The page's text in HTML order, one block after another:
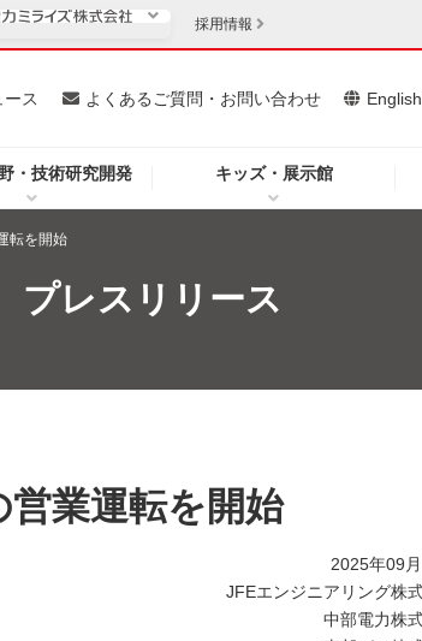
・技術研究開発 キッズ・展示館
ース よくあるご質問・お問い合わせ English
安定供給
企業情報
法人のお客さま
採用情報
転を開始
プレスリリース
営業運転を開始
2025年09
JFEエンジニアリング株
中部電力株